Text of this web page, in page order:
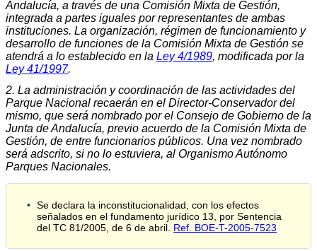
Andalucía, a través de una Comisión Mixta de Gestión,
integrada a partes iguales por representantes de ambas
instituciones. La organización, régimen de funcionamiento y
desarrollo de funciones de la Comisión Mixta de Gestión se
atendrá a lo establecido en la Ley 4/1989, modificada por la
Ley 41/1997.
2. La administración y coordinación de las actividades del
Parque Nacional recaerán en el Director-Conservador del
mismo, que será nombrado por el Consejo de Gobierno de la
Junta de Andalucía, previo acuerdo de la Comisión Mixta de
Gestión, de entre funcionarios públicos. Una vez nombrado
será adscrito, si no lo estuviera, al Organismo Autónomo
Parques Nacionales.
Se declara la inconstitucionalidad, con los efectos
señalados en el fundamento jurídico 13, por Sentencia
del TC 81/2005, de 6 de abril. Ref. BOE-T-2005-7523